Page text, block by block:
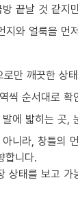
끝날 것 같지
지와 얼룩을
만 깨끗한 상
씩 순서대로
에 밟히는 곳,
니라, 창틀의
합니다.
상태를 보고